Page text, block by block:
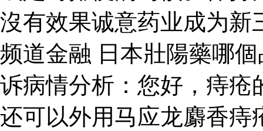
沒有效果诚意药业成为新
频道金融 日本壯陽藥哪個
诉病情分析：您好，痔疮
还可以外用马应龙麝香痔